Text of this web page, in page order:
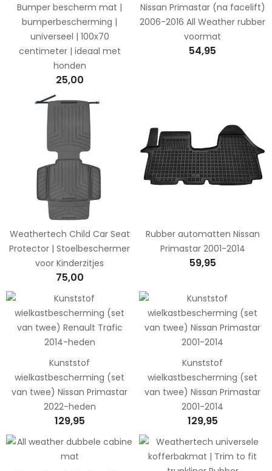
Bumper bescherm mat |
bumperbescherming |
universeel | 100x70
centimeter | ideaal met
honden
25,00
Nissan Primastar (na facelift)
2006-2016 All Weather rubber
voormat
54,95
Weathertech Child Car Seat
Protector | Stoelbeschermer
voor Kinderzitjes
75,00
Rubber automatten Nissan
Primastar 2001-2014
59,95
Kunststof
wielkastbescherming (set
van twee) Nissan Primastar
2022-heden
129,95
Kunststof
wielkastbescherming (set
van twee) Nissan Primastar
2001-2014
129,95